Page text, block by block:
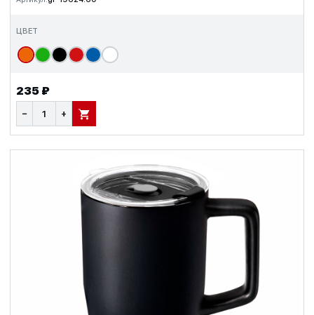
ЦВЕТ
235 ₽
− + В КОРЗИНУ